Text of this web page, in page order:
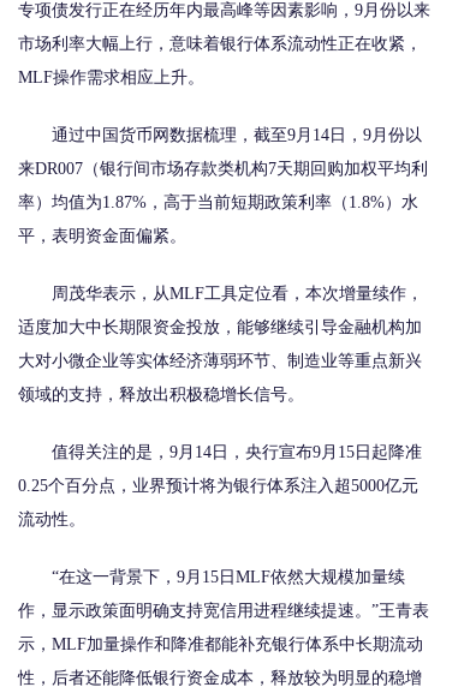
专项债发行正在经历年内最高峰等因素影响，9月份以来
市场利率大幅上行，意味着银行体系流动性正在收紧，
MLF操作需求相应上升。
通过中国货币网数据梳理，截至9月14日，9月份以
来DR007（银行间市场存款类机构7天期回购加权平均利
率）均值为1.87%，高于当前短期政策利率（1.8%）水
平，表明资金面偏紧。
周茂华表示，从MLF工具定位看，本次增量续作，
适度加大中长期限资金投放，能够继续引导金融机构加
大对小微企业等实体经济薄弱环节、制造业等重点新兴
领域的支持，释放出积极稳增长信号。
值得关注的是，9月14日，央行宣布9月15日起降准
0.25个百分点，业界预计将为银行体系注入超5000亿元
流动性。
“在这一背景下，9月15日MLF依然大规模加量续
作，显示政策面明确支持宽信用进程继续提速。”王青表
示，MLF加量操作和降准都能补充银行体系中长期流动
性，后者还能降低银行资金成本，释放较为明显的稳增